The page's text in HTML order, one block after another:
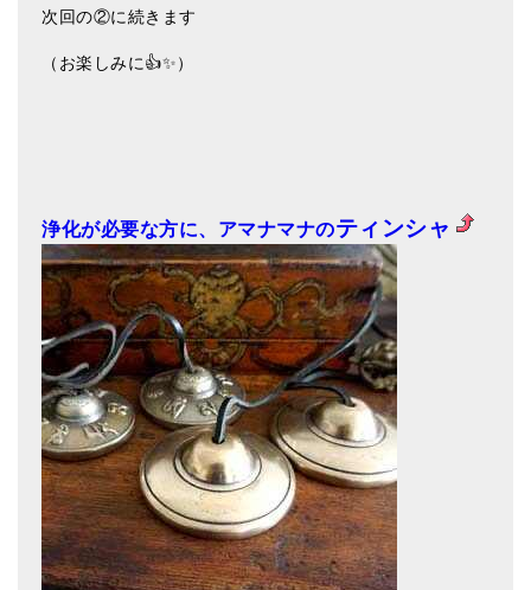
次回の②に続きます
（お楽しみに👍✨）
浄化が必要な方に、アマナマナのティンシャ